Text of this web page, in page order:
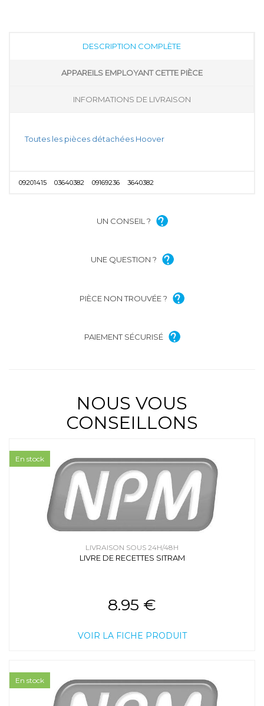
DESCRIPTION COMPLÈTE
APPAREILS EMPLOYANT CETTE PIÈCE
INFORMATIONS DE LIVRAISON
Toutes les pièces détachées Hoover
09201415 03640382 09169236 3640382
UN CONSEIL ?
UNE QUESTION ?
PIÈCE NON TROUVÉE ?
PAIEMENT SÉCURISÉ
NOUS VOUS
CONSEILLONS
LIVRAISON SOUS 24H/48H
LIVRE DE RECETTES SITRAM
8.95 €
VOIR LA FICHE PRODUIT
En stock
En stock